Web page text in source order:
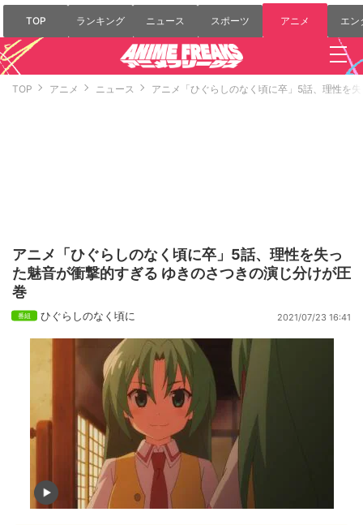
TOP ランキング ニュース スポーツ アニメ エン
TOP アニメ ニュース アニメ「ひぐらしのなく頃に卒」5話、理性を
アニメ「ひぐらしのなく頃に卒」5話、理性を失っ
た魅音が衝撃的すぎる ゆきのさつきの演じ分けが圧
巻
ひぐらしのなく頃に 2021/07/23 16:41